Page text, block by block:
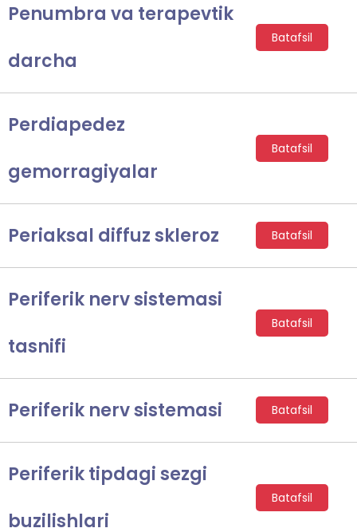
Penumbra va terapevtik
darcha
Batafsil
Perdiapedez
gemorragiyalar
Batafsil
Periaksal diffuz skleroz Batafsil
Periferik nerv sistemasi
tasnifi
Batafsil
Periferik nerv sistemasi Batafsil
Periferik tipdagi sezgi
buzilishlari
Batafsil